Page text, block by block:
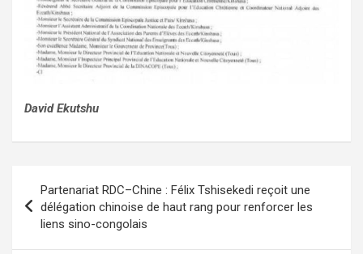
David Ekutshu
de
l’article
Partenariat RDC–Chine : Félix Tshisekedi reçoit une
délégation chinoise de haut rang pour renforcer les
liens sino-congolais